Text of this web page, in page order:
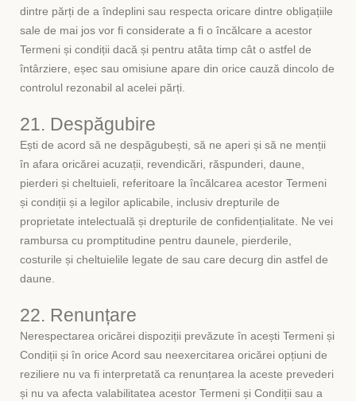
dintre părți de a îndeplini sau respecta oricare dintre obligațiile
sale de mai jos vor fi considerate a fi o încălcare a acestor
Termeni și condiții dacă și pentru atâta timp cât o astfel de
întârziere, eșec sau omisiune apare din orice cauză dincolo de
controlul rezonabil al acelei părți.
21. Despăgubire
Ești de acord să ne despăgubești, să ne aperi și să ne menții
în afara oricărei acuzații, revendicări, răspunderi, daune,
pierderi și cheltuieli, referitoare la încălcarea acestor Termeni
și condiții și a legilor aplicabile, inclusiv drepturile de
proprietate intelectuală și drepturile de confidențialitate. Ne vei
rambursa cu promptitudine pentru daunele, pierderile,
costurile și cheltuielile legate de sau care decurg din astfel de
daune.
22. Renunțare
Nerespectarea oricărei dispoziții prevăzute în acești Termeni și
Condiții și în orice Acord sau neexercitarea oricărei opțiuni de
reziliere nu va fi interpretată ca renunțarea la aceste prevederi
și nu va afecta valabilitatea acestor Termeni și Condiții sau a